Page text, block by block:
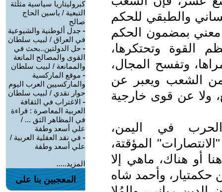
والطبقي للحكم
معني بمضمون الحكم
القوة وتحتكرها،
وتفسح المجال،
الشعب ويعبر عن
ولا عن قوى خارجية
الحرب في اليمن،
المؤقتة،
أو هناك، ماهي إلا
حكمتيار، وأحمد شاه
كبروليتاريا سياسية مثلّثة
التبعية / ياسين الحاج
صالح
- جدل ألوطنية والشيوعية
في العراق / لبيب سلطان
- حل الدولتين..بحث في
القوى والمصالح المانعة
والممانعة / لبيب سلطان
- موقع الماركسية
والماركسيين العرب اليوم
حوار نقدي / لبيب سلطان
- الاغتراب في الثقافة
العربية المعاصرة : قراءة
في المظاهر الثق ... /
علي أسعد وطفة
- في نقد العقلية العربية /
علي أسعد وطفة
المزيد.....
المعجبين بنا على